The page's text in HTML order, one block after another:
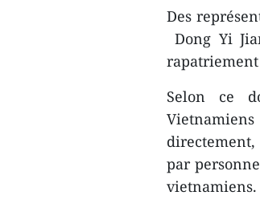
Des
Dong Yi
Selon ce
directement,
par
vietnamiens.